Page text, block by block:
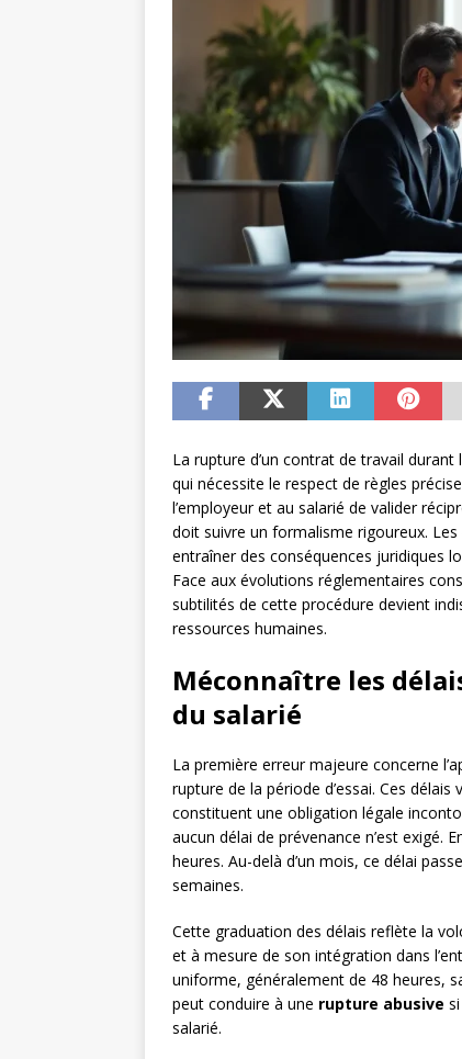
La rupture d’un contrat de travail durant
qui nécessite le respect de règles
l’employeur et au salarié de valider
doit suivre un formalisme rigoureux.
entraîner des conséquences juridiques
Face aux évolutions réglementaires
subtilités de cette procédure devient
ressources humaines.
Méconnaître les
du salarié
La première erreur majeure concerne
rupture de la période d’essai. Ces
constituent une obligation légale
aucun délai de prévenance n’est exigé.
heures. Au-delà d’un mois, ce délai
semaines.
Cette graduation des délais reflète la
et à mesure de son intégration dans
uniforme, généralement de 48 heures,
peut conduire à une rupture abusive
salarié.